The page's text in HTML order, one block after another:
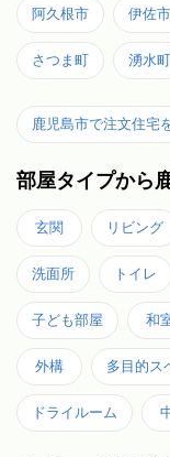
阿久根市 伊佐市
さつま町 湧水町
鹿児島市で注文住宅
部屋タイプから
玄関 リビング
洗面所 トイレ
子ども部屋 和
外構 多目的ス
ドライルーム